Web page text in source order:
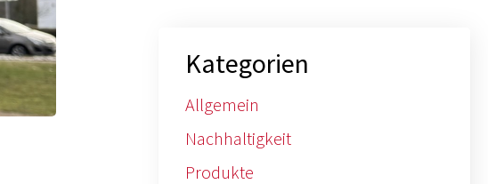
Kategorien
Allgemein
Nachhaltigkeit
Produkte